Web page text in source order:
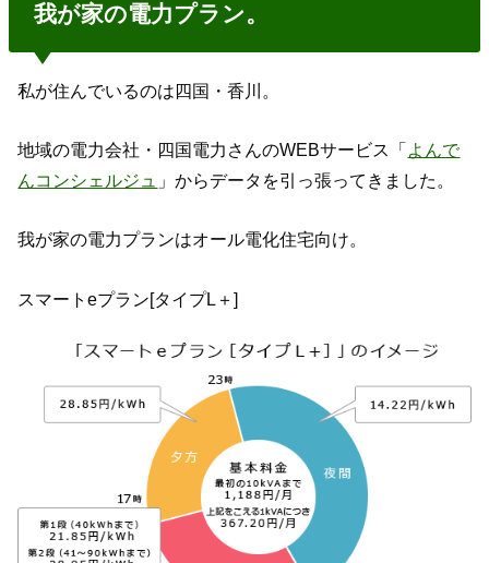
我が家の電力プラン。
私が住んでいるのは四国・香川。
地域の電力会社・四国電力さんのWEBサービス「よんで
んコンシェルジュ 」からデータを引っ張ってきました。
我が家の電力プランはオール電化住宅向け。
スマートeプラン[タイプL＋]